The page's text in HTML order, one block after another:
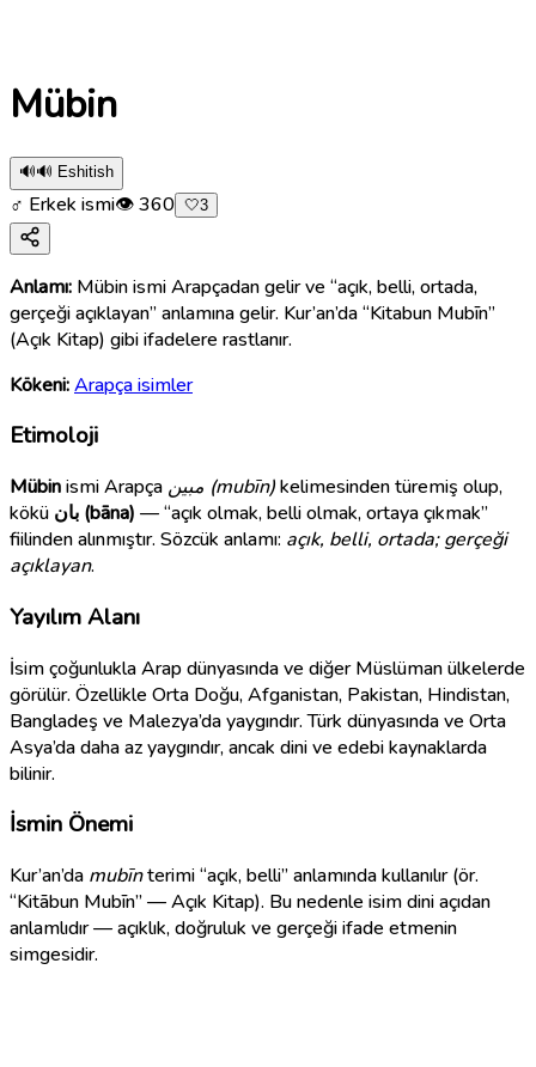
Mübin
🔊🔊 Eshitish
♂ Erkek ismi👁360 🤍3
Anlamı: Mübin ismi Arapçadan gelir ve “açık, belli, ortada,
gerçeği açıklayan” anlamına gelir. Kur’an’da “Kitabun Mubīn”
(Açık Kitap) gibi ifadelere rastlanır.
Kökeni:Arapça isimler
Etimoloji
Mübinismi Arapça مبين (mubīn)kelimesinden türemiş olup,
kökü
بان (bāna) — “açık olmak, belli olmak, ortaya çıkmak”
fiilinden alınmıştır. Sözcük anlamı: açık, belli, ortada; gerçeği
açıklayan.
Yayılım Alanı
İsim çoğunlukla Arap dünyasında ve diğer Müslüman ülkelerde
görülür. Özellikle Orta Doğu, Afganistan, Pakistan, Hindistan,
Bangladeş ve Malezya’da yaygındır. Türk dünyasında ve Orta
Asya’da daha az yaygındır, ancak dini ve edebi kaynaklarda
bilinir.
İsmin Önemi
Kur’an’da mubīnterimi “açık, belli” anlamında kullanılır (ör.
“Kitābun Mubīn” — Açık Kitap). Bu nedenle isim dini açıdan
anlamlıdır — açıklık, doğruluk ve gerçeği ifade etmenin
simgesidir.